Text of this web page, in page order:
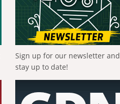
Sign up for our newsletter and
stay up to date!